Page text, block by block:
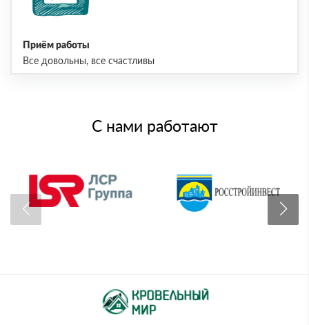
Приём работы
Все довольны, все счастливы
С нами работают